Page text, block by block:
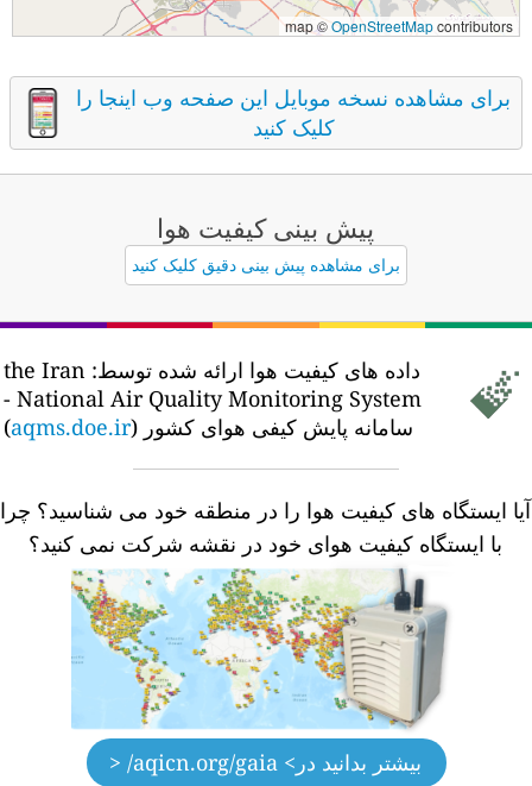
map ©OpenStreetMapcontributors
برای مشاهده نسخه موبایل این صفحه وب اینجا را
کلیک کنید
پیش بینی کیفیت هوا
برای مشاهده پیش بینی دقیق کلیک کنید
داده های کیفیت هوا ارائه شده توسط: the Iran
National Air Quality Monitoring System -
سامانه پایش کیفی هوای کشور (aqms.doe.ir
)
ایستگاه های کیفیت هوا را در منطقه خود می شناسید؟ چرا
با ایستگاه کیفیت هوای خود در نقشه شرکت نمی کنید؟
بیشتر بدانید در> aqicn.org/gaia/ <